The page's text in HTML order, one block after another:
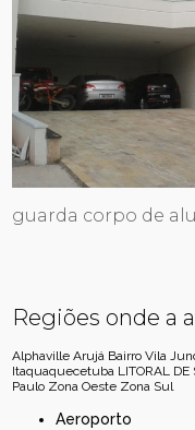
guarda corpo de
Regiões onde a
Alphaville Arujá Bairro Vila
Itaquaquecetuba LITORAL DE
Paulo Zona Oeste Zona Sul
Aeroporto